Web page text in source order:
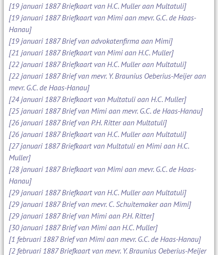
[19 januari 1887 Briefkaart van H.C. Muller aan Multatuli]
[19 januari 1887 Briefkaart van Mimi aan mevr. G.C. de Haas-
Hanau]
[19 januari 1887 Brief van advokatenfirma aan Mimi]
[21 januari 1887 Briefkaart van Mimi aan H.C. Muller]
[22 januari 1887 Briefkaart van H.C. Muller aan Multatuli]
[22 januari 1887 Brief van mevr. Y. Braunius Oeberius-Meijer aan
mevr. G.C. de Haas-Hanau]
[24 januari 1887 Briefkaart van Multatuli aan H.C. Muller]
[25 januari 1887 Brief van Mimi aan mevr. G.C. de Haas-Hanau]
[26 januari 1887 Brief van P.H. Ritter aan Multatuli]
[26 januari 1887 Briefkaart van H.C. Muller aan Multatuli]
[27 januari 1887 Briefkaart van Multatuli en Mimi aan H.C.
Muller]
[28 januari 1887 Briefkaart van Mimi aan mevr. G.C. de Haas-
Hanau]
[29 januari 1887 Briefkaart van H.C. Muller aan Multatuli]
[29 januari 1887 Brief van mevr. C. Schuitemaker aan Mimi]
[29 januari 1887 Brief van Mimi aan P.H. Ritter]
[30 januari 1887 Brief van Mimi aan H.C. Muller]
[1 februari 1887 Brief van Mimi aan mevr. G.C. de Haas-Hanau]
[2 februari 1887 Briefkaart van mevr. Y. Braunius Oeberius-Meijer